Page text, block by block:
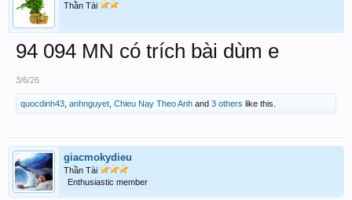
Thần Tài
94 094 MN có trích bài dùm e
3/6/26
quocdinh43 anhnguyet Chieu Nay Theo Anh and 3 others like this.
giacmokydieu
Thần Tài
Enthusiastic member